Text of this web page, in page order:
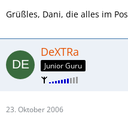
Grüßles, Dani, die alles im
DeXTRa
Junior Guru
23. Oktober 2006